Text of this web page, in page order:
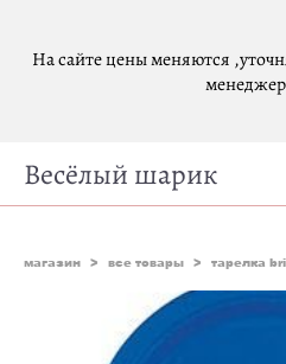
На сайте цены меняются
Весёлый шарик
магазин > все товары > тарелка